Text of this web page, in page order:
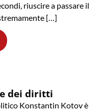
riuscire a passare il
[…]
dei diritti
Konstantin Kotov è